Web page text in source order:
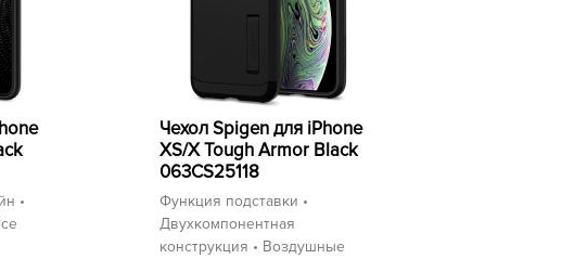
•
Чехол Spigen для iPhone
XS/X Tough Armor Black
063CS25118
Функция подставки •
Двухкомпонентная
конструкция • Воздушные